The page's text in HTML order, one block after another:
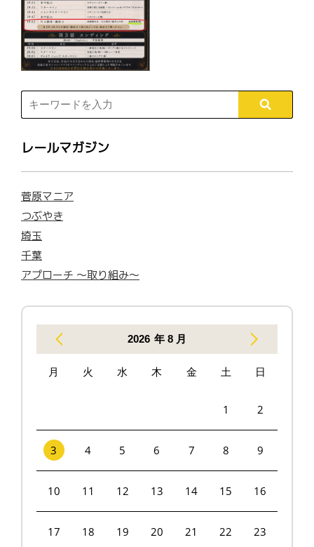
レールマガジン
菅原マニア
つぶやき
埼玉
千葉
アプローチ 〜取り組み〜
年 8 月
2026
月 火 水 木 金 土 日
1 2
3 4 5 6 7 8 9
10 11 12 13 14 15 16
17 18 19 20 21 22 23